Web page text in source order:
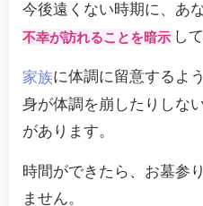
今後遠くない時期に、あ
不幸が訪れることを暗示 し
家族に体調に留意するよ
身が体調を崩したりしな
があります。
時間ができたら、お墓参
ません。